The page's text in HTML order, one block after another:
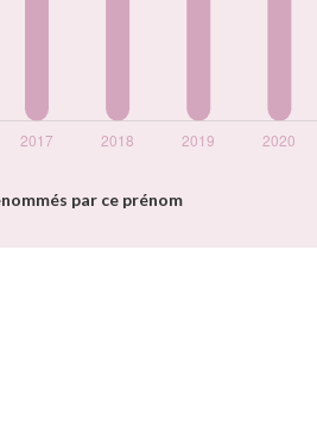
par ce prénom